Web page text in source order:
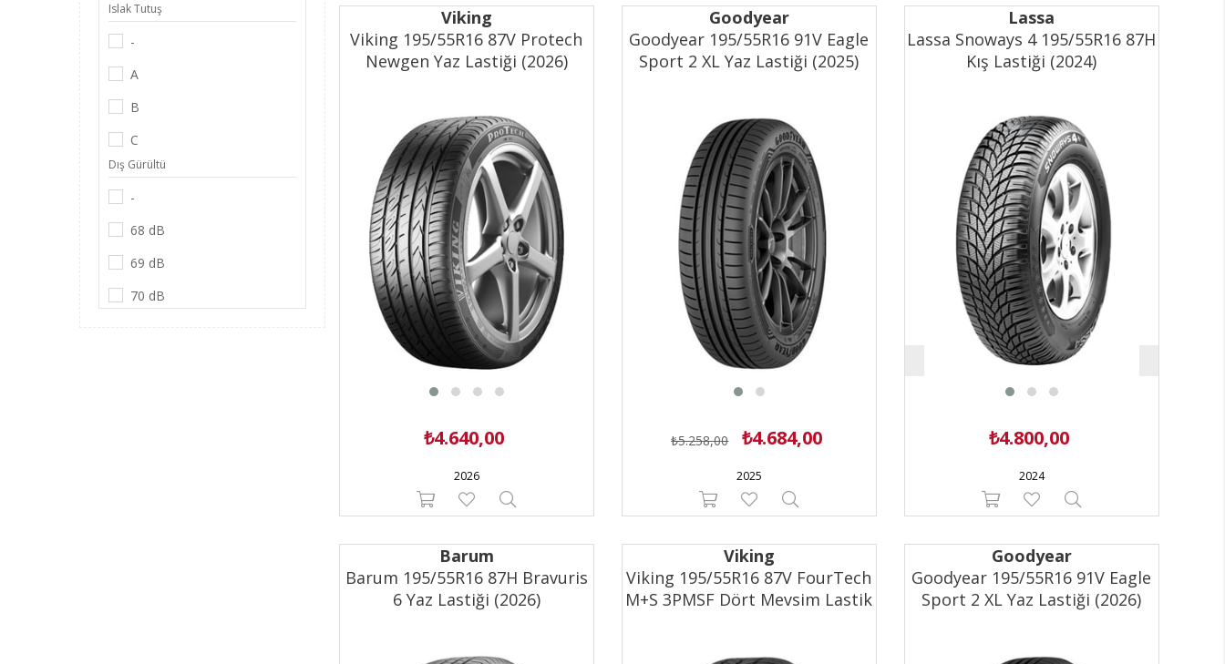
D
E
Islak Tutuş
-
A
B
C
D
Dış Gürültü
-
68 dB
69 dB
70 dB
Viking
Viking 195/55R16 87V Protech
Newgen Yaz Lastiği (2026)
₺4.640,00
2026
Goodyear
Goodyear 195/55R16 91V Eagle
Sport 2 XL Yaz Lastiği (2025)
₺4.684,00
₺5.258,00
2025
Lassa
Lassa Snoways 4 195/55R16 87H
Kış Lastiği (2024)
₺4.800,00
Son ürün
2024
Barum
Barum 195/55R16 87H Bravuris
6 Yaz Lastiği (2026)
Viking
Viking 195/55R16 87V FourTech
M+S 3PMSF Dört Mevsim Lastik
Goodyear
Goodyear 195/55R16 91V Eagle
Sport 2 XL Yaz Lastiği (2026)